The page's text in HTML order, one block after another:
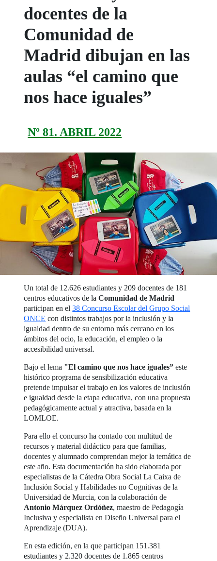
docentes de la
Comunidad de
Madrid dibujan en las
aulas “el camino que
nos hace iguales”
Nº 81. ABRIL 2022
Un total de 12.626 estudiantes y 209 docentes de 181
centros educativos de laComunidad de Madrid
participan en el38 Concurso Escolar del Grupo Social
ONCE con distintos trabajos por la inclusión y la
igualdad dentro de su entorno más cercano en los
ámbitos del ocio, la educación, el empleo o la
accesibilidad universal.
Bajo el lema "El camino que nos hace iguales” este
histórico programa de sensibilización educativa
pretende impulsar el trabajo en los valores de inclusión
e igualdad desde la etapa educativa, con una propuesta
pedagógicamente actual y atractiva, basada en la
LOMLOE.
Para ello el concurso ha contado con multitud de
recursos y material didáctico para que familias,
docentes y alumnado comprendan mejor la temática de
este año. Esta documentación ha sido elaborada por
especialistas de la Cátedra Obra Social La Caixa de
Inclusión Social y Habilidades no Cognitivas de la
Universidad de Murcia, con la colaboración de
Antonio Márquez Ordóñez, maestro de Pedagogía
Inclusiva y especialista en Diseño Universal para el
Aprendizaje (DUA).
En esta edición, en la que participan 151.381
estudiantes y 2.320 docentes de 1.865 centros